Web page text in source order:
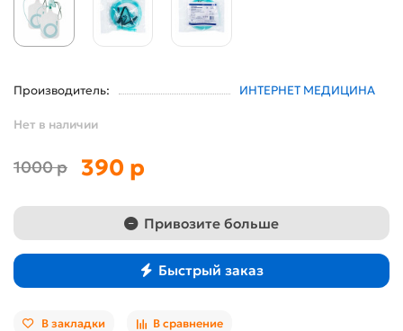
Производитель: ИНТЕРНЕТ МЕДИЦИНА
Нет в наличии
1000 р 390 р
Привозите больше
Быстрый заказ
В закладки В сравнение